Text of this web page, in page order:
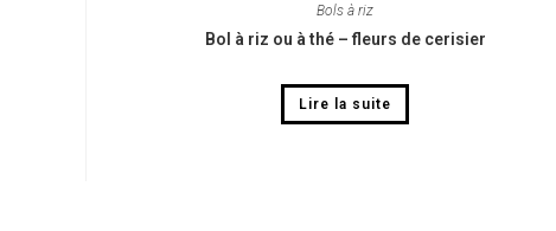
Bols à riz
Bol à riz ou à thé – fleurs de cerisier
Lire la suite